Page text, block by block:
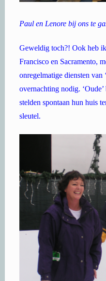
Paul en Lenore bij ons te
Geweldig toch?! Ook heb
Francisco en Sacramento,
onregelmatige diensten van
overnachting nodig.
stelden spontaan hun huis
sleutel.